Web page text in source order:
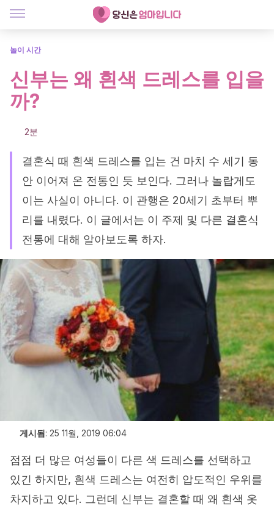
놀이 시간
신부는 왜 흰색 드레스를 입을
까?
2분
결혼식 때 흰색 드레스를 입는 건 마치 수 세기 동
안 이어져 온 전통인 듯 보인다. 그러나 놀랍게도
이는 사실이 아니다. 이 관행은 20세기 초부터 뿌
리를 내렸다. 이 글에서는 이 주제 및 다른 결혼식
전통에 대해 알아보도록 하자.
게시됨: 25 11월, 2019 06:04
점점 더 많은 여성들이 다른 색 드레스를 선택하고
있긴 하지만, 흰색 드레스는 여전히 압도적인 우위를
차지하고 있다. 그런데 신부는 결혼할 때 왜 흰색 옷